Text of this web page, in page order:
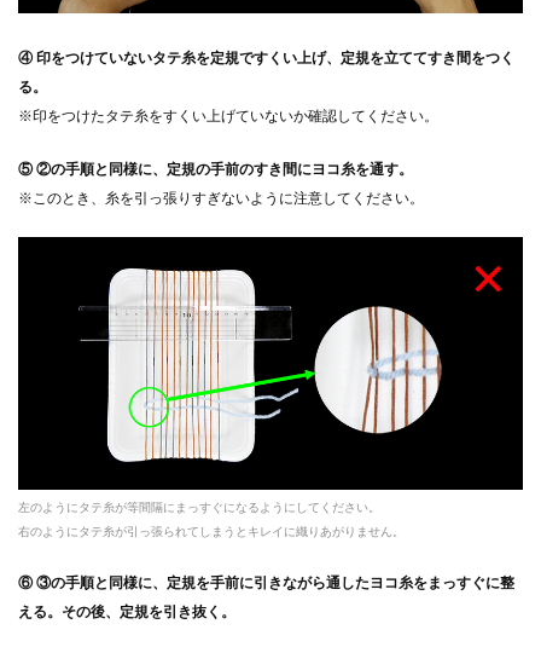
④ 印をつけていないタテ糸を定規ですくい上げ、定規を立ててすき間をつく
る。
※印をつけたタテ糸をすくい上げていないか確認してください。
⑤ ②の手順と同様に、定規の手前のすき間にヨコ糸を通す。
※このとき、糸を引っ張りすぎないように注意してください。
左のようにタテ糸が等間隔にまっすぐになるようにしてください。
右のようにタテ糸が引っ張られてしまうとキレイに織りあがりません。
⑥ ③の手順と同様に、定規を手前に引きながら通したヨコ糸をまっすぐに整
える。その後、定規を引き抜く。